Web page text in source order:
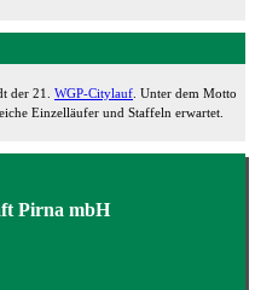
der 21. WGP-Citylauf . Unter dem Motto
Einzelläufer und Staffeln erwartet.
Pirna mbH